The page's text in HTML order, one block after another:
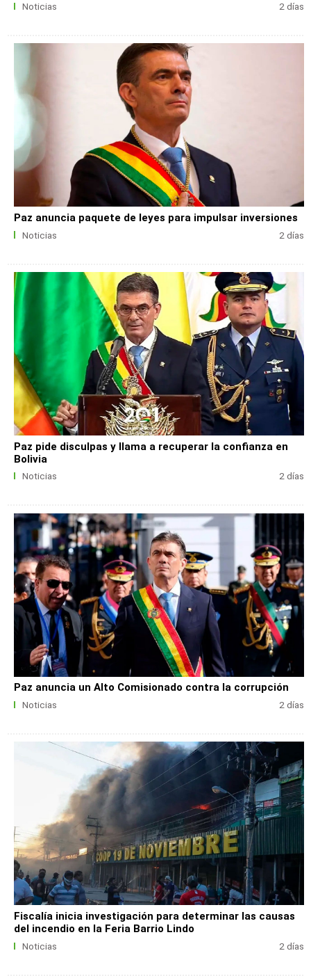
Noticias 2 días
Paz anuncia paquete de leyes para impulsar inversiones
Noticias 2 días
Paz pide disculpas y llama a recuperar la confianza en
Bolivia
Noticias 2 días
Paz anuncia un Alto Comisionado contra la corrupción
Noticias 2 días
Fiscalía inicia investigación para determinar las causas
del incendio en la Feria Barrio Lindo
Noticias 2 días